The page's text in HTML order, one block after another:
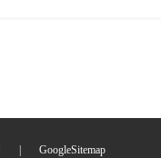
GoogleSitemap